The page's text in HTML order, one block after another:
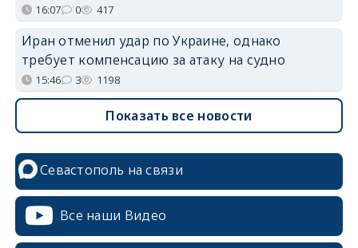
16:07 0 417
Иран отменил удар по Украине, однако
требует компенсацию за атаку на судно
15:46 3 1198
Показать все новости
Севастополь на связи
Все наши Видео